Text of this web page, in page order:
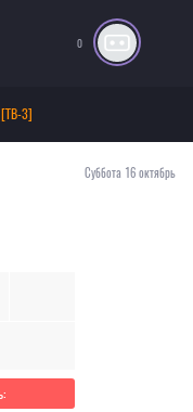
0
3]
Суббота 16 октябрь